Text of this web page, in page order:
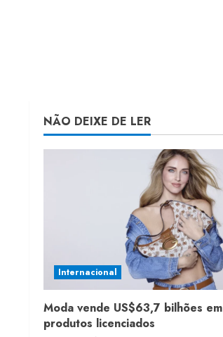
NÃO DEIXE DE LER
Internacional
Moda vende US$63,7 bilhões em
produtos licenciados